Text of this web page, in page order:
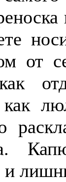
от